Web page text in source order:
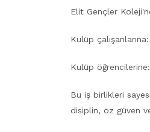
Elit Gençler
Kulüp
Kulüp
Bu iş birlikleri
disiplin, öz güven